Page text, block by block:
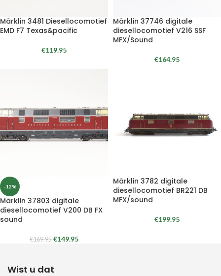
Märklin 3481 Diesellocomotief
EMD F7 Texas&pacific
€119.95
Märklin 37746 digitale
diesellocomotief V216 SSF
MFX/Sound
€164.95
-12%
Märklin 37803 digitale
diesellocomotief V200 DB FX
sound
€169.95 €149.95
Märklin 3782 digitale
diesellocomotief BR221 DB
MFX/sound
€199.95
Wist u dat